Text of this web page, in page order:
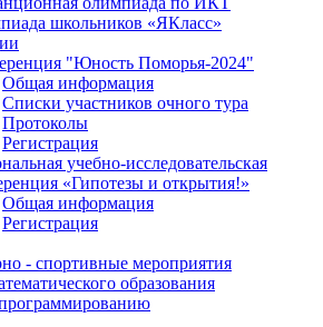
школьников «ЯКласс»
"Юность Поморья-2024"
Общая информация
Списки участников очного тура
Протоколы
Регистрация
учебно-исследовательская
«Гипотезы и открытия!»
Общая информация
Регистрация
- спортивные мероприятия
образования